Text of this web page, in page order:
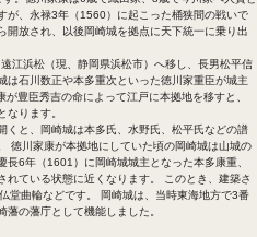
が、永禄3年（1560）に起こった桶狭間の戦いで
放され、以後岡崎城を拠点に天下統一に乗り出
江浜松（現、静岡県浜松市）へ移し、長男松平信
は石川数正や本多重次といった徳川家重臣が城主
豊臣秀吉の命によって江戸に本拠地を移すと、
なります。
くと、岡崎城は本多氏、水野氏、松平氏などの譜
徳川家康が本拠地にしていた頃の岡崎城は山城の
6年（1601）に岡崎城城主となった本多康重、
ている状態に近くなります。 このとき、建築さ
堂曲輪などです。 岡崎城は、当時東海地方で3番
の藩庁として機能しました。